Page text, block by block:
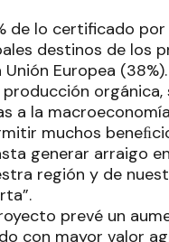
de lo certificado
destinos de los
Europea
a la
muchos
generar arraigo
región y de
prevé un
con mayor valor